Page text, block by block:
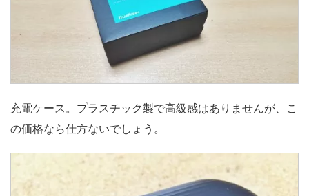
充電ケース。プラスチック製で高級感はありませんが、こ
の価格なら仕方ないでしょう。